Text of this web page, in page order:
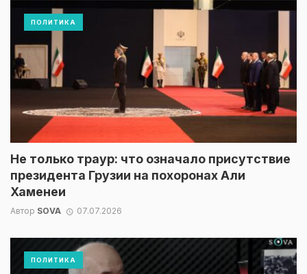
Не только траур: что означало присутствие
президента Грузии на похоронах Али
Хаменеи
Автор SOVA 07.07.2026
ПОЛИТИКА
ПОЛИТИКА